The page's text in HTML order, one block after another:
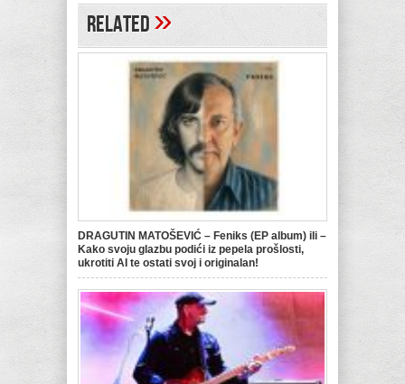
Related»
DRAGUTIN MATOŠEVIĆ – Feniks (EP album) ili –
Kako svoju glazbu podići iz pepela prošlosti,
ukrotiti AI te ostati svoj i originalan!